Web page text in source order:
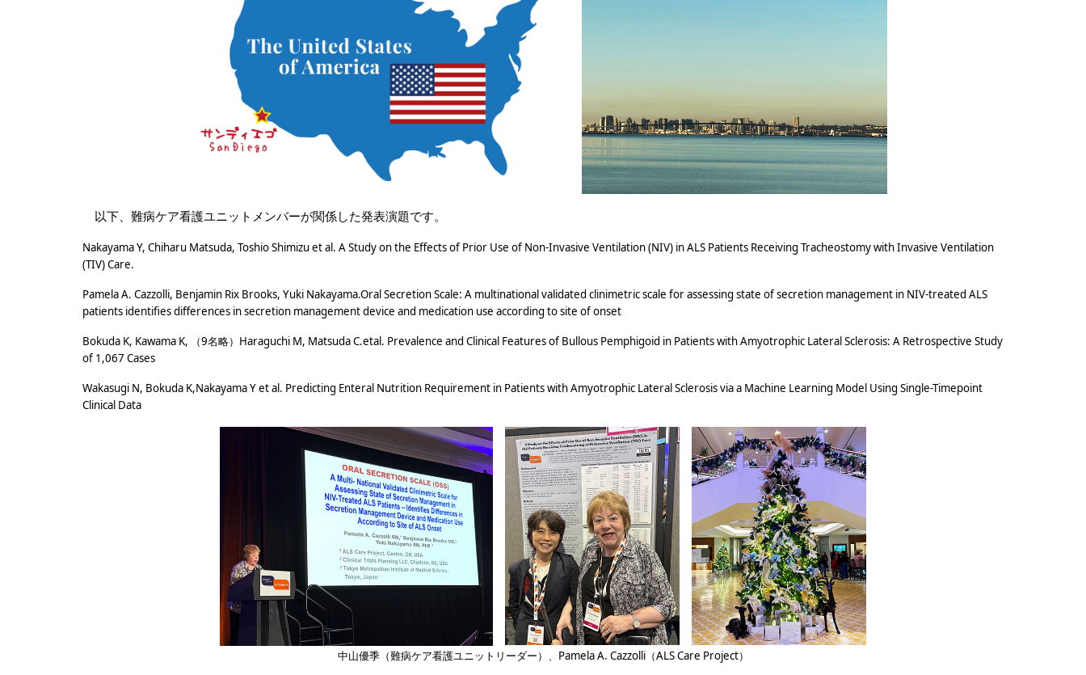
以下、難病ケア看護ユニットメンバーが関係した発表演題です。
Nakayama Y, Chiharu Matsuda, Toshio Shimizu et al. A Study on the Effects of Prior Use of Non-Invasive Ventilation (NIV) in ALS Patients Receiving Tracheostomy with Invasive Ventilation
(TIV) Care.
Pamela A. Cazzolli, Benjamin Rix Brooks, Yuki Nakayama.Oral Secretion Scale: A multinational validated clinimetric scale for assessing state of secretion management in NIV-treated ALS
patients identifies differences in secretion management device and medication use according to site of onset
Bokuda K, Kawama K, （9名略）Haraguchi M, Matsuda C.etal. Prevalence and Clinical Features of Bullous Pemphigoid in Patients with Amyotrophic Lateral Sclerosis: A Retrospective Study
of 1,067 Cases
Wakasugi N, Bokuda K,Nakayama Y et al. Predicting Enteral Nutrition Requirement in Patients with Amyotrophic Lateral Sclerosis via a Machine Learning Model Using Single-Timepoint
Clinical Data
中山優季（難病ケア看護ユニットリーダー）、 Pamela A. Cazzolli（ALS Care Project）